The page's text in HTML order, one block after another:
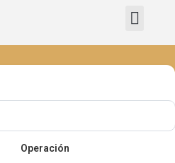
Operación